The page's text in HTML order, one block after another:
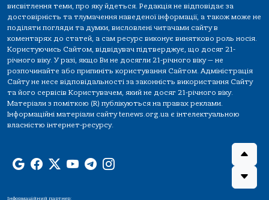
висвітлення теми, про яку йдеться. Редакція не відповідає за
достовірність та тлумачення наведеної інформації, а також може не
поділяти погляди та думки, висловлені читачами сайту в
коментарях до статей, а сам ресурс виконує винятково роль носія.
Користуючись Сайтом, відвідувач підтверджує, що досяг 21-
річного віку. У разі, якщо Ви не досягли 21-річного віку — не
розпочинайте або припиніть користування Сайтом. Адміністрація
Сайту не несе відповідальності за законність використання Сайту
та його сервісів Користувачем, який не досяг 21-річного віку.
Матеріали з поміткою (R) публікуються на правах реклами.
Інформаційні матеріали сайту tenews.org.ua є інтелектуальною
власністю інтернет-ресурсу.
Інформаційний партнер: